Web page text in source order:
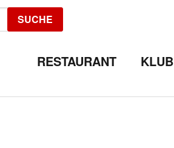
SUCHE
RESTAURANT KLUB